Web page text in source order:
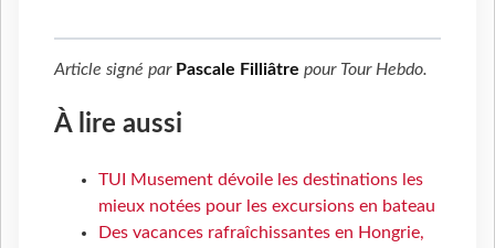
Article signé par Pascale Filliâtre pour Tour Hebdo.
À lire aussi
TUI Musement dévoile les destinations les
mieux notées pour les excursions en bateau
Des vacances rafraîchissantes en Hongrie,